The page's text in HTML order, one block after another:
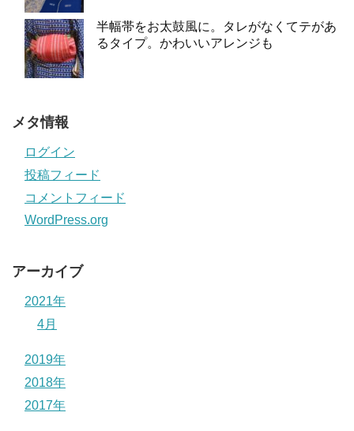
半幅帯をお太鼓風に。タレがなくてテがあ
るタイプ。かわいいアレンジも
メタ情報
ログイン
投稿フィード
コメントフィード
WordPress.org
アーカイブ
2021年
4月
2019年
2018年
2017年